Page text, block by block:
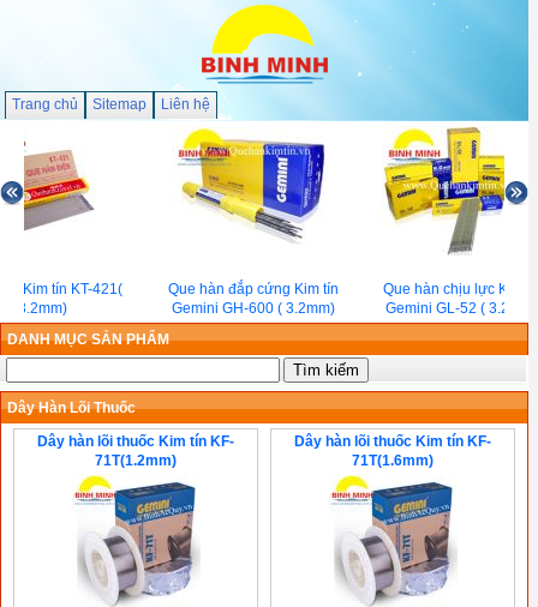
Trang chủ Sitemap Liên hệ
Kim tín KT-421(
3.2mm)
Que hàn đắp cứng Kim tín
Gemini GH-600 ( 3.2mm)
Que hàn chịu lực Kim
Gemini GL-52 ( 3.2mm )
DANH MỤC SẢN PHẨM
Dây Hàn Lõi Thuốc
Dây hàn lõi thuốc Kim tín KF-
71T(1.2mm)
Dây hàn lõi thuốc Kim tín KF-
71T(1.6mm)